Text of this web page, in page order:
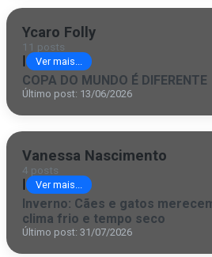
Ycaro Folly
11 posts
| Ver mais...
COPA DO MUNDO É DIFERENTE
Último post: 13/06/2026
Vanessa Nascimento
4 posts
| Ver mais...
Inverno: Cães e gatos
clima frio e tempo seco
Último post: 31/07/2026